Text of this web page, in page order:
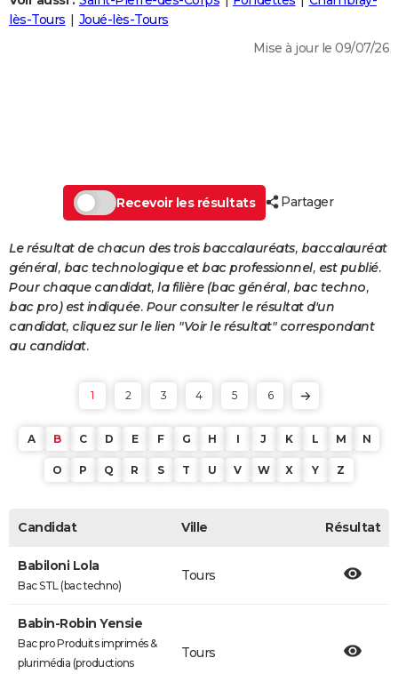
Destinations
City break
Voyage nature
Voyage de noces
Forum
Climat
+
PHOTO
Dictionnaire
PROGRAMME TV
S'inscrire
Se connecter
Lycées
Collèges
Primaires
Universités
Entreprises
Service militaire
Avis de recherche
AVIS DE DÉCÈS
FORUM
Bricolage
Lifestyle
Culture
Sport
Auto
Television
Voyage
Cinema
lès-Tours
Joué-lès-Tours
Mise à jour le 09/07/26
Recevoir les résultats Partager
Le résultat de chacun des trois baccalauréats, baccalauréat
général, bac technologique et bac professionnel, est publié.
Pour chaque candidat, la filière (bac général, bac techno,
bac pro) est indiquée. Pour consulter le résultat d'un
candidat, cliquez sur le lien "Voir le résultat" correspondant
au candidat.
1 2 3 4 5 6
A B C D E F G H I J K L M N
O P Q R S T U V W X Y Z
Candidat Ville Résultat
Babiloni Lola
Bac STL (bac techno)
Tours
Babin-Robin Yensie
Bac pro Produits imprimés &
plurimédia (productions
Tours